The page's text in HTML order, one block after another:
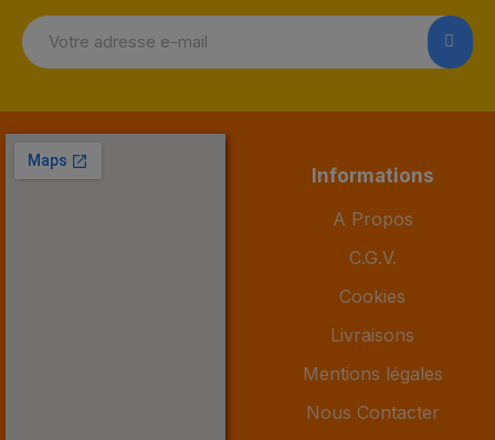
Informations
A Propos
C.G.V.
Cookies
Livraisons
Mentions légales
Nous Contacter